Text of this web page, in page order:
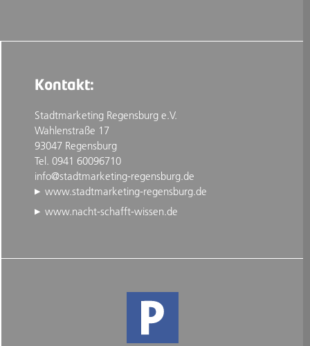
Kontakt:
Stadtmarketing Regensburg e.V.
Wahlenstraße 17
93047 Regensburg
Tel. 0941 60096710
info@stadtmarketing-regensburg.de
www.stadtmarketing-regensburg.de
www.nacht-schafft-wissen.de